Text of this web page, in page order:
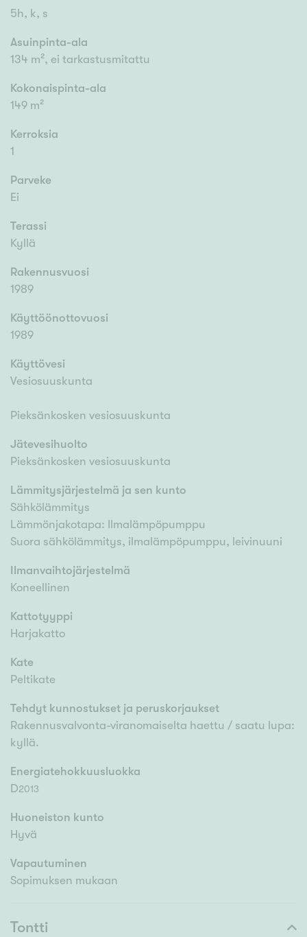
5h, k, s
Asuinpinta-ala
134 m², ei tarkastusmitattu
Kokonaispinta-ala
149 m²
Kerroksia
1
Parveke
Ei
Terassi
Kyllä
Rakennusvuosi
1989
Käyttöönottovuosi
1989
Käyttövesi
Vesiosuuskunta
Pieksänkosken vesiosuuskunta
Jätevesihuolto
Pieksänkosken vesiosuuskunta
Lämmitysjärjestelmä ja sen kunto
Sähkölämmitys
Lämmönjakotapa: Ilmalämpöpumppu
Suora sähkölämmitys, ilmalämpöpumppu, leivinuuni
Ilmanvaihtojärjestelmä
Koneellinen
Kattotyyppi
Harjakatto
Kate
Peltikate
Tehdyt kunnostukset ja peruskorjaukset
Rakennusvalvonta-viranomaiselta haettu / saatu lupa:
kyllä.
Energiatehokkuusluokka
D2013
Huoneiston kunto
Hyvä
Vapautuminen
Sopimuksen mukaan
Tontti